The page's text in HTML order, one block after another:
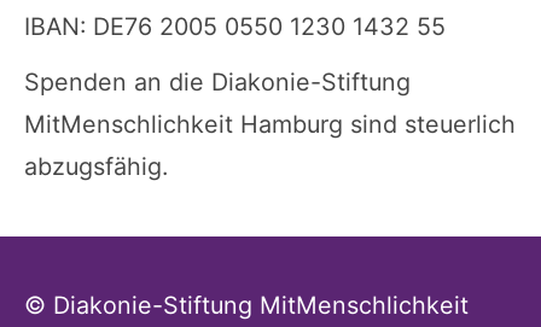
IBAN: DE76 2005 0550 1230 1432 55
Spenden an die Diakonie-Stiftung
MitMenschlichkeit Hamburg sind steuerlich
abzugsfähig.
© Diakonie-Stiftung MitMenschlichkeit